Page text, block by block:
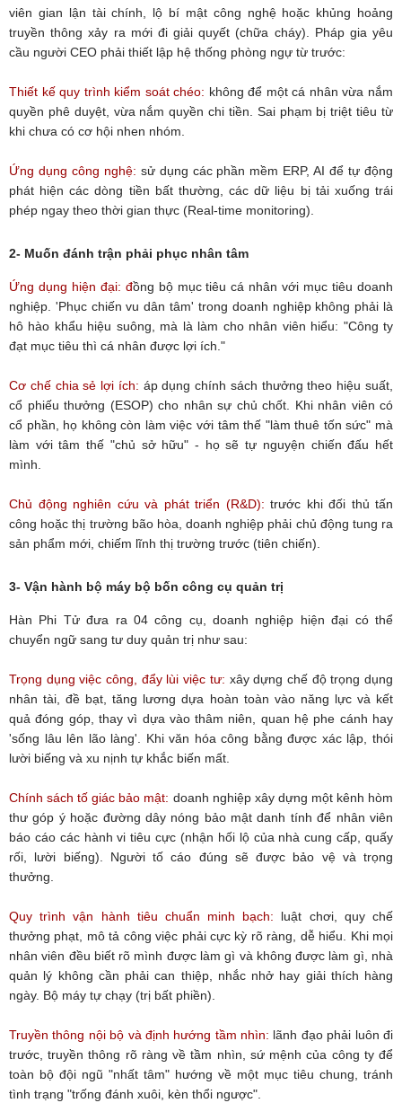
viên gian lận tài chính, lộ bí mật công nghệ hoặc khủng hoảng
truyền thông xảy ra mới đi giải quyết (chữa cháy). Pháp gia yêu
cầu người CEO phải thiết lập hệ thống phòng ngự từ trước:
Thiết kế quy trình kiểm soát chéo: không để một cá nhân vừa nắm
quyền phê duyệt, vừa nắm quyền chi tiền. Sai phạm bị triệt tiêu từ
khi chưa có cơ hội nhen nhóm.
Ứng dụng công nghệ: sử dụng các phần mềm ERP, AI để tự động
phát hiện các dòng tiền bất thường, các dữ liệu bị tải xuống trái
phép ngay theo thời gian thực (Real-time monitoring).
2- Muốn đánh trận phải phục nhân tâm
Ứng dụng hiện đại: đồng bộ mục tiêu cá nhân với mục tiêu doanh
nghiệp. 'Phục chiến vu dân tâm' trong doanh nghiệp không phải là
hô hào khẩu hiệu suông, mà là làm cho nhân viên hiểu: "Công ty
đạt mục tiêu thì cá nhân được lợi ích."
Cơ chế chia sẻ lợi ích: áp dụng chính sách thưởng theo hiệu suất,
cổ phiếu thưởng (ESOP) cho nhân sự chủ chốt. Khi nhân viên có
cổ phần, họ không còn làm việc với tâm thế "làm thuê tốn sức" mà
làm với tâm thế "chủ sở hữu" - họ sẽ tự nguyện chiến đấu hết
mình.
Chủ động nghiên cứu và phát triển (R&D): trước khi đối thủ tấn
công hoặc thị trường bão hòa, doanh nghiệp phải chủ động tung ra
sản phẩm mới, chiếm lĩnh thị trường trước (tiên chiến).
3- Vận hành bộ máy bộ bốn công cụ quản trị
Hàn Phi Tử đưa ra 04 công cụ, doanh nghiệp hiện đại có thể
chuyển ngữ sang tư duy quản trị như sau:
Trọng dụng việc công, đẩy lùi việc tư: xây dựng chế độ trọng dụng
nhân tài, đề bạt, tăng lương dựa hoàn toàn vào năng lực và kết
quả đóng góp, thay vì dựa vào thâm niên, quan hệ phe cánh hay
'sống lâu lên lão làng'. Khi văn hóa công bằng được xác lập, thói
lười biếng và xu nịnh tự khắc biến mất.
Chính sách tố giác bảo mật: doanh nghiệp xây dựng một kênh hòm
thư góp ý hoặc đường dây nóng bảo mật danh tính để nhân viên
báo cáo các hành vi tiêu cực (nhận hối lộ của nhà cung cấp, quấy
rối, lười biếng). Người tố cáo đúng sẽ được bảo vệ và trọng
thưởng.
Quy trình vận hành tiêu chuẩn minh bạch: luật chơi, quy chế
thưởng phạt, mô tả công việc phải cực kỳ rõ ràng, dễ hiểu. Khi mọi
nhân viên đều biết rõ mình được làm gì và không được làm gì, nhà
quản lý không cần phải can thiệp, nhắc nhở hay giải thích hàng
ngày. Bộ máy tự chạy (trị bất phiền).
Truyền thông nội bộ và định hướng tầm nhìn: lãnh đạo phải luôn đi
trước, truyền thông rõ ràng về tầm nhìn, sứ mệnh của công ty để
toàn bộ đội ngũ "nhất tâm" hướng về một mục tiêu chung, tránh
tình trạng "trống đánh xuôi, kèn thổi ngược".